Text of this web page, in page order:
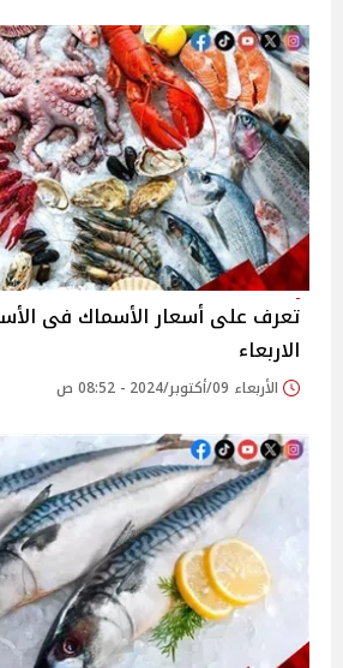
تعرف على أسعار الأسماك فى
الاربعاء
الأربعاء 09/أكتوبر/2024 - 08:52 ص